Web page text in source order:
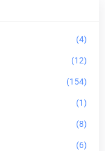
(4)
(12)
(154)
(1)
(8)
(6)